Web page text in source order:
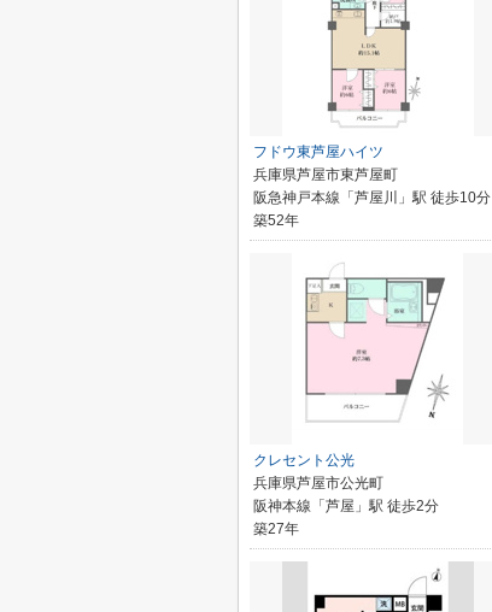
フドウ東芦屋ハイツ
兵庫県芦屋市東芦屋町
阪急神戸本線「芦屋川」駅 徒歩10分
築52年
クレセント公光
兵庫県芦屋市公光町
阪神本線「芦屋」駅 徒歩2分
築27年